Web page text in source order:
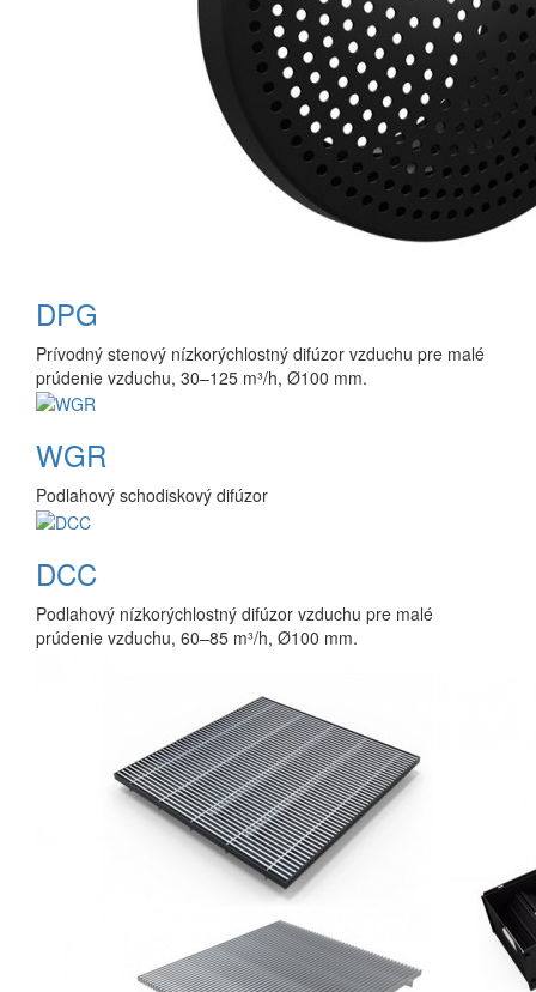
DPG
Prívodný stenový nízkorýchlostný difúzor vzduchu pre malé
prúdenie vzduchu, 30–125 m³/h, Ø100 mm.
WGR
Podlahový schodiskový difúzor
DCC
Podlahový nízkorýchlostný difúzor vzduchu pre malé
prúdenie vzduchu, 60–85 m³/h, Ø100 mm.